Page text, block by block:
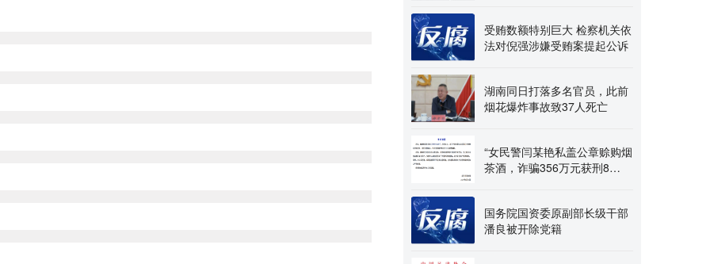
受贿数额特别巨大 检察机关依
法对倪强涉嫌受贿案提起公诉
湖南同日打落多名官员，此前
烟花爆炸事故致37人死亡
“女民警闫某艳私盖公章赊购烟
茶酒，诈骗356万元获刑8
国务院国资委原副部长级干部
潘良被开除党籍